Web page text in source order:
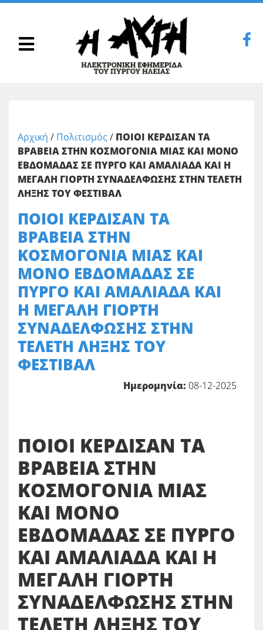
Αρχική / Πολιτισμός / ΠΟΙΟΙ ΚΕΡΔΙΣΑΝ ΤΑ
ΒΡΑΒΕΙΑ ΣΤΗΝ ΚΟΣΜΟΓΟΝΙΑ ΜΙΑΣ ΚΑΙ ΜΟΝΟ
ΕΒΔΟΜΑΔΑΣ ΣΕ ΠΥΡΓΟ ΚΑΙ ΑΜΑΛΙΑΔΑ ΚΑΙ Η
ΜΕΓΑΛΗ ΓΙΟΡΤΗ ΣΥΝΑΔΕΛΦΩΣΗΣ ΣΤΗΝ ΤΕΛΕΤΗ
ΛΗΞΗΣ ΤΟΥ ΦΕΣΤΙΒΑΛ
ΠΟΙΟΙ ΚΕΡΔΙΣΑΝ ΤΑ
ΒΡΑΒΕΙΑ ΣΤΗΝ
ΚΟΣΜΟΓΟΝΙΑ ΜΙΑΣ ΚΑΙ
ΜΟΝΟ ΕΒΔΟΜΑΔΑΣ ΣΕ
ΠΥΡΓΟ ΚΑΙ ΑΜΑΛΙΑΔΑ ΚΑΙ
Η ΜΕΓΑΛΗ ΓΙΟΡΤΗ
ΣΥΝΑΔΕΛΦΩΣΗΣ ΣΤΗΝ
ΤΕΛΕΤΗ ΛΗΞΗΣ ΤΟΥ
ΦΕΣΤΙΒΑΛ
Ημερομηνία: 08-12-2025
ΠΟΙΟΙ ΚΕΡΔΙΣΑΝ ΤΑ
ΒΡΑΒΕΙΑ ΣΤΗΝ
ΚΟΣΜΟΓΟΝΙΑ ΜΙΑΣ
ΚΑΙ ΜΟΝΟ
ΕΒΔΟΜΑΔΑΣ ΣΕ ΠΥΡΓΟ
ΚΑΙ ΑΜΑΛΙΑΔΑ ΚΑΙ Η
ΜΕΓΑΛΗ ΓΙΟΡΤΗ
ΣΥΝΑΔΕΛΦΩΣΗΣ ΣΤΗΝ
ΤΕΛΕΤΗ ΛΗΞΗΣ ΤΟΥ